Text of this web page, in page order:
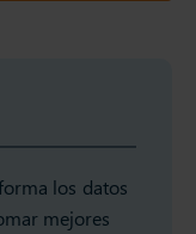
los datos
mejores